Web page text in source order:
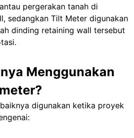
pergerakan tanah di
sedangkan Tilt Meter digunakan
dinding retaining wall tersebut
Menggunakan
digunakan ketika proyek